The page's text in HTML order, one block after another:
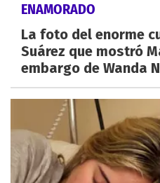
ENAMORADO
La foto del enorme
Suárez que mostró
embargo de Wanda